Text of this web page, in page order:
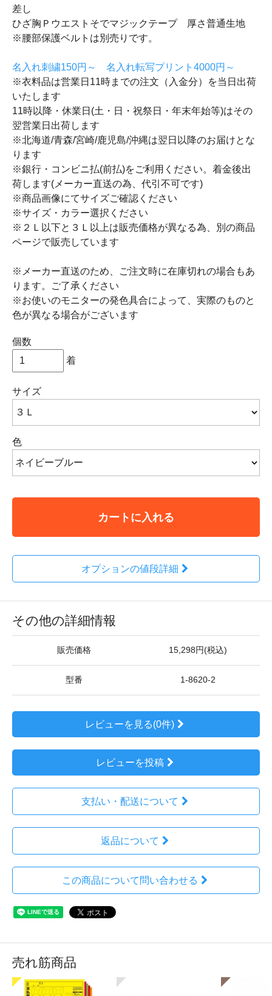
差し
ひざ胸Ｐウエストそでマジックテープ 厚さ普通生地
※腰部保護ベルトは別売りです。
名入れ刺繍150円～ 名入れ転写プリント4000円～
※衣料品は営業日11時までの注文（入金分）を当日出荷
いたします
11時以降・休業日(土・日・祝祭日・年末年始等)はその
翌営業日出荷します
※北海道/青森/宮崎/鹿児島/沖縄は翌日以降のお届けとな
ります
※銀行・コンビニ払(前払)をご利用ください。着金後出
荷します(メーカー直送の為、代引不可です)
※商品画像にてサイズご確認ください
※サイズ・カラー選択ください
※２Ｌ以下と３Ｌ以上は販売価格が異なる為、別の商品
ページで販売しています
※メーカー直送のため、ご注文時に在庫切れの場合もあ
ります。ご了承ください
※お使いのモニターの発色具合によって、実際のものと
色が異なる場合がございます
個数
着
サイズ
色
カートに入れる
オプションの値段詳細
その他の詳細情報
販売価格 15,298円(税込)
型番 1-8620-2
レビューを見る(0件)
レビューを投稿
支払い・配送について
返品について
この商品について問い合わせる
売れ筋商品